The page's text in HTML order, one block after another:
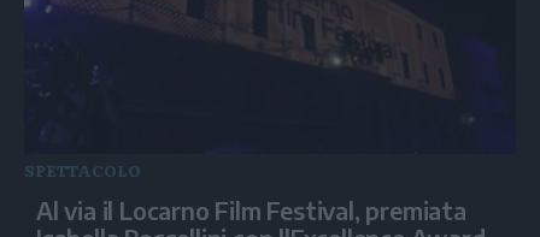
SPETTACOLO
Al via il Locarno Film Festival, premiata